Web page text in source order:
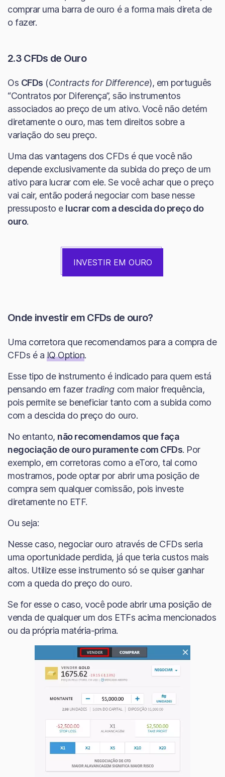
comprar uma barra de ouro é a forma mais direta de
o fazer.
2.3 CFDs de Ouro
Os CFDs (Contracts for Difference), em português
“Contratos por Diferença”, são instrumentos
associados ao preço de um ativo. Você não detém
diretamente o ouro, mas tem direitos sobre a
variação do seu preço.
Uma das vantagens dos CFDs é que você não
depende exclusivamente da subida do preço de um
ativo para lucrar com ele. Se você achar que o preço
vai cair, então poderá negociar com base nesse
pressuposto e lucrar com a descida do preço do
ouro.
INVESTIR EM OURO
Onde investir em CFDs de ouro?
Uma corretora que recomendamos para a compra de
CFDs é a IQ Option.
Esse tipo de instrumento é indicado para quem está
pensando em fazer trading com maior frequência,
pois permite se beneficiar tanto com a subida como
com a descida do preço do ouro.
No entanto, não recomendamos que faça
negociação de ouro puramente com CFDs. Por
exemplo, em corretoras como a eToro, tal como
mostramos, pode optar por abrir uma posição de
compra sem qualquer comissão, pois investe
diretamente no ETF.
Ou seja:
Nesse caso, negociar ouro através de CFDs seria
uma oportunidade perdida, já que teria custos mais
altos. Utilize esse instrumento só se quiser ganhar
com a queda do preço do ouro.
Se for esse o caso, você pode abrir uma posição de
venda de qualquer um dos ETFs acima mencionados
ou da própria matéria-prima.